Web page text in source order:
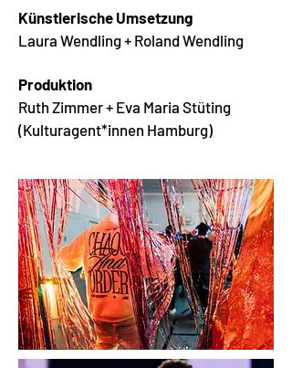
Künstlerische Umsetzung
Laura Wendling + Roland Wendling
Produktion
Ruth Zimmer + Eva Maria Stüting
(Kulturagent*innen Hamburg)